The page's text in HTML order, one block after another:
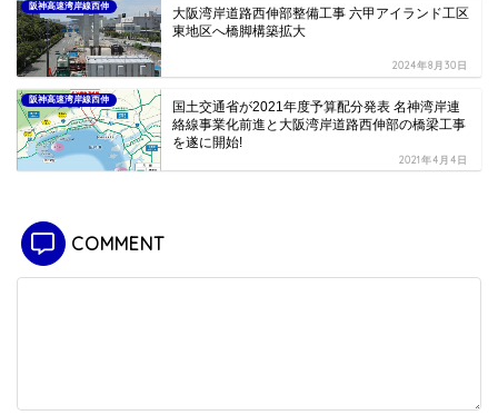
阪神高速湾岸線西伸
大阪湾岸道路西伸部整備工事 六甲アイランド工区
東地区へ橋脚構築拡大
2024年8月30日
阪神高速湾岸線西伸
国土交通省が2021年度予算配分発表 名神湾岸連
絡線事業化前進と大阪湾岸道路西伸部の橋梁工事
を遂に開始!
2021年4月4日
COMMENT